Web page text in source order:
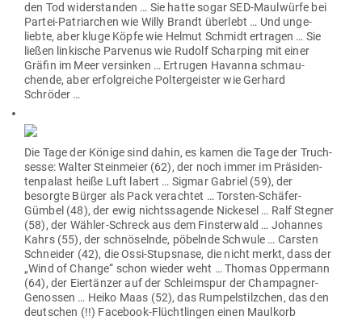
den Tod wider­standen … Sie hatte sogar SED-Maul­würfe bei
Partei-Patri­archen wie Willy Brandt überlebt … Und unge­
liebte, aber kluge Köpfe wie Helmut Schmidt ertragen … Sie
ließen lin­kische Par­venus wie Rudolf Scharping mit einer
Gräfin im Meer ver­sinken … Ertrugen Havanna schmau­
chende, aber erfolg­reiche Pol­ter­geister wie Gerhard
Schröder …
Die Tage der Könige sind dahin, es kamen die Tage der Truch­
sesse: Walter Stein­meier (62), der noch immer im Prä­si­den­
ten­palast heiße Luft labert … Sigmar Gabriel (59), der
besorgte Bürger als Pack ver­achtet … Torsten-Schäfer-
Gümbel (48), der ewig nichts­sa­gende Nickesel … Ralf Stegner
(58), der Wähler-Schreck aus dem Fins­terwald … Johannes
Kahrs (55), der schnö­selnde, pöbelnde Schwule … Carsten
Schneider (42), die Ossi-Stupsnase, die nicht merkt, dass der
„Wind of Change“ schon wieder weht … Thomas Oppermann
(64), der Eier­tänzer auf der Schleimspur der Cham­pagner-
Genossen … Heiko Maas (52), das Rum­pel­stilzchen, das den
deut­schen (!!) Facebook-Flücht­lingen einen Maulkorb